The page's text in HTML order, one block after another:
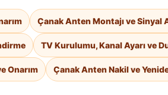
Çanak Anten Montajı ve Sinyal
TV Kurulumu, Kanal Ayarı ve
Onarım Çanak Anten Nakil ve